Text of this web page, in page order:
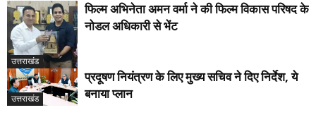
उत्तराखंड
फिल्म अभिनेता अमन वर्मा ने की फिल्म विकास परिषद के
नोडल अधिकारी से भेंट
उत्तराखंड
प्रदूषण नियंत्रण के लिए मुख्य सचिव ने दिए निर्देश, ये
बनाया प्लान